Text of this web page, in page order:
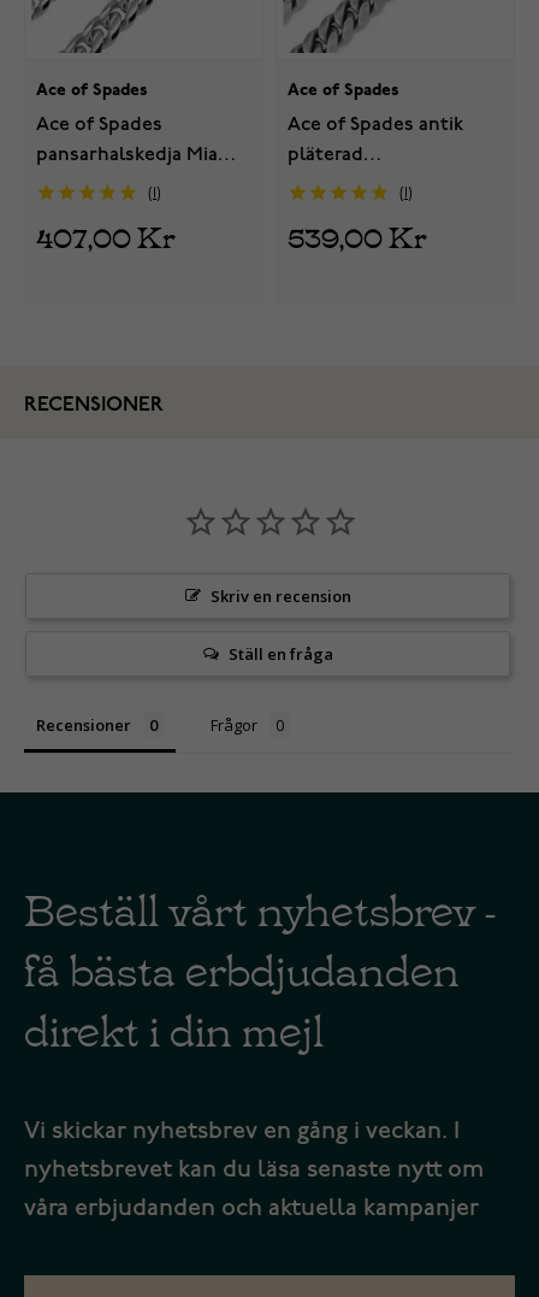
Ace of Spades
Ace of Spades
pansarhalskedja Miami
Cuban 10 mm SSN-8405
407,00 Kr
Ace of Spades
Ace of Spades antik
pläterad
pansarhalskedja Miami
8405AN
539,00 Kr
RECENSIONER
Skriv en recension
Ställ en fråga
Recensioner Frågor
Beställ vårt nyhetsbrev -
få bästa erbdjudanden
direkt i din mejl
Vi skickar nyhetsbrev en gång i veckan. I
nyhetsbrevet kan du läsa senaste nytt om
våra erbjudanden och aktuella kampanjer